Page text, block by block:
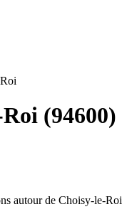
(94600)
autour de Choisy-le-Roi